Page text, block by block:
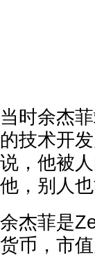
当时余杰
的技术开
说，他被
他，别人
余杰菲是
货币，市